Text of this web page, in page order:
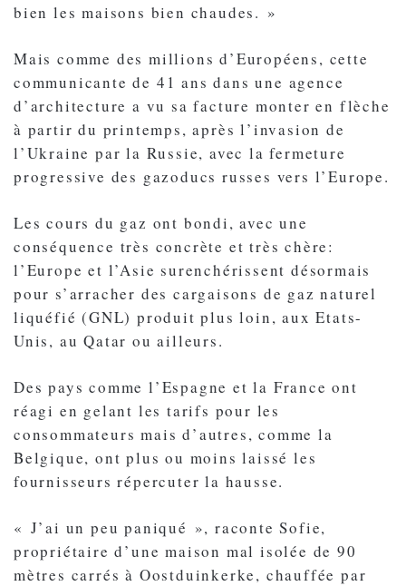
bien les maisons bien chaudes. »
Mais comme des millions d’Européens, cette
communicante de 41 ans dans une agence
d’architecture a vu sa facture monter en flèche
à partir du printemps, après l’invasion de
l’Ukraine par la Russie, avec la fermeture
progressive des gazoducs russes vers l’Europe.
Les cours du gaz ont bondi, avec une
conséquence très concrète et très chère:
l’Europe et l’Asie surenchérissent désormais
pour s’arracher des cargaisons de gaz naturel
liquéfié (GNL) produit plus loin, aux Etats-
Unis, au Qatar ou ailleurs.
Des pays comme l’Espagne et la France ont
réagi en gelant les tarifs pour les
consommateurs mais d’autres, comme la
Belgique, ont plus ou moins laissé les
fournisseurs répercuter la hausse.
« J’ai un peu paniqué », raconte Sofie,
propriétaire d’une maison mal isolée de 90
mètres carrés à Oostduinkerke, chauffée par